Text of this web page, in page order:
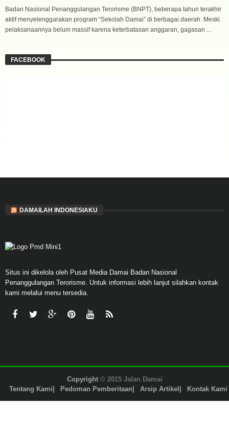
Badan Nasional Penanggulangan Terorisme (BNPT), beberapa tahun terakhir
aktif menyelenggarakan program “Sekolah Damai” di berbagai daerah. Meski
pelaksanaannya belum massif karena keterbatasan anggaran, gagasan ...
FACEBOOK
DAMAILAH INDONESIAKU
Situs ini dikelola oleh Pusat Media Damai Badan Nasional
Penanggulangan Terorisme. Untuk informasi lebih lanjut silahkan kontak
kami melalui menu tersedia.
Copyright© 2015 Jalan Damai
Tentang Kami
Pedoman Pemberitaan Arsip Artikel Kontak Kami